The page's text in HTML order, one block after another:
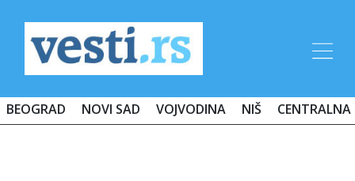
BEOGRAD NOVI SAD VOJVODINA NIŠ CENTRALNA